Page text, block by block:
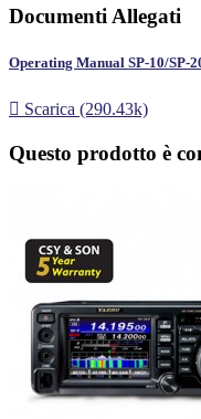
Documenti Allegati
Operating Manual SP-10/SP-
 Scarica (290.43k)
Questo prodotto è